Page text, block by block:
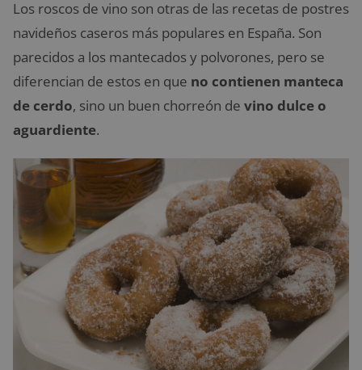
Los roscos de vino son otras de las recetas de postres
navideños caseros más populares en España. Son
parecidos a los mantecados y polvorones, pero se
diferencian de estos en que no contienen manteca
de cerdo, sino un buen chorreón de vino dulce o
aguardiente.